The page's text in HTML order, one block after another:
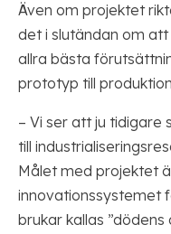
Även om projektet
det i slutändan om
allra bästa
prototyp till
– Vi ser att ju tidigare
till
Målet med projektet
innovationssystemet
brukar kallas